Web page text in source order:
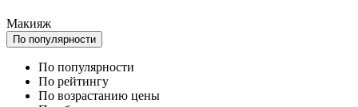
Макияж
По популярности
По популярности
По рейтингу
По возрастанию цены